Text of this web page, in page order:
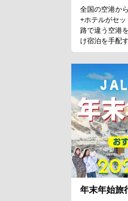
全国の空港か
+ホテルがセ
路で違う空港
け宿泊を手配
年末年始旅